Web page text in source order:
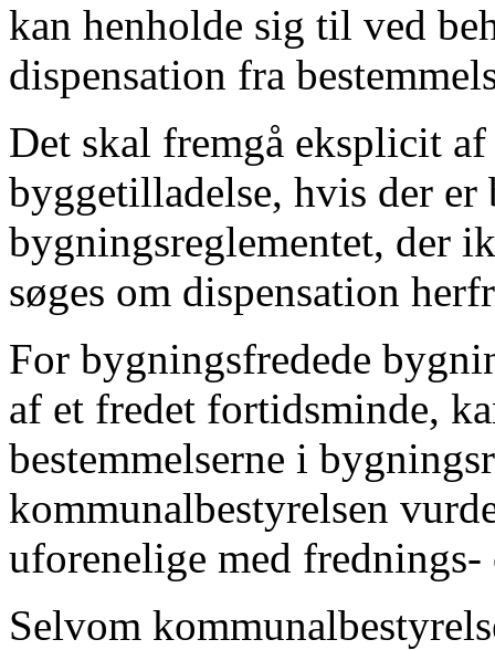
kan henholde sig til ved
dispensation fra
Det skal fremgå eksplicit
byggetilladelse, hvis der er
bygningsreglementet, der
søges om dispensation
For bygningsfredede
af et fredet fortidsminde,
bestemmelserne i
kommunalbestyrelsen
uforenelige med
Selvom